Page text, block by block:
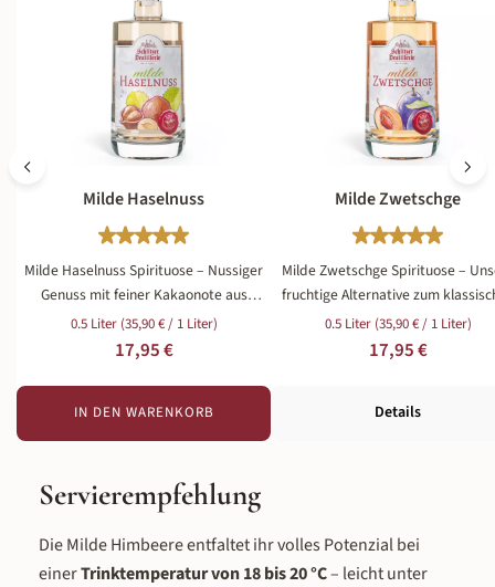
Milde Haselnuss
Durchschnittliche Bewertung von 4.97 von 5
Milde Haselnuss Spirituose – Nussiger
Genuss mit feiner Kakaonote aus
unserer Destillerie Unsere Milde
Haselnuss Spirituose vereint den
gerösteter Haselnüsse mit einer
dezenten Kakaonote – abgerundet
durch milde 35 % Vol. Alkohol. Was diese
Haselnuss Schnaps oder Nusslikör
unterscheidet: Wir setzen auf das reine
Nussaroma, ohne es mit übermäßiger
Süße zu überlagern. Das Ergebnis ist
0.5 Liter (35,90 € / 1 Liter)
Regulärer Preis:
17,95 €
IN DEN WARENKORB
Milde Zwetschge
Milde Zwetschge Spirituose –
fruchtige Alternative zum
Obstler Unsere Milde
Spirituose fängt den vollen
vom klassischen Zwetschgen
unserer Brennerei in Schlitz
einer fruchtigen Spirituose mit
0.5 Liter (35,90 € / 1 Liter)
Regulärer Preis:
17,95 €
Details
Servierempfehlung
Die Milde Himbeere entfaltet ihr volles Potenzial bei
einerTrinktemperatur von 18 bis 20 °C– leicht unter